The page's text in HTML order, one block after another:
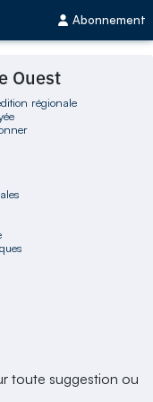
Abonnement
Ouest
régionale
toute suggestion ou